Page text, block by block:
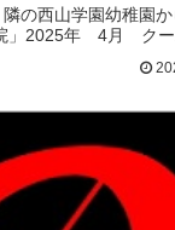
の西山学園幼稚園
」2025年 4月 クー